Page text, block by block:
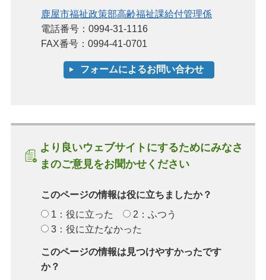
鹿屋市福祉政策部高齢福祉課給付管理係
電話番号：0994-31-1116
FAX番号：0994-41-0701
より良いウェブサイトにするためにみなさ
まのご意見をお聞かせください
このページの情報は役に立ちましたか？
1：役に立った
2：ふつう
3：役に立たなかった
このページの情報は見つけやすかったです
か？